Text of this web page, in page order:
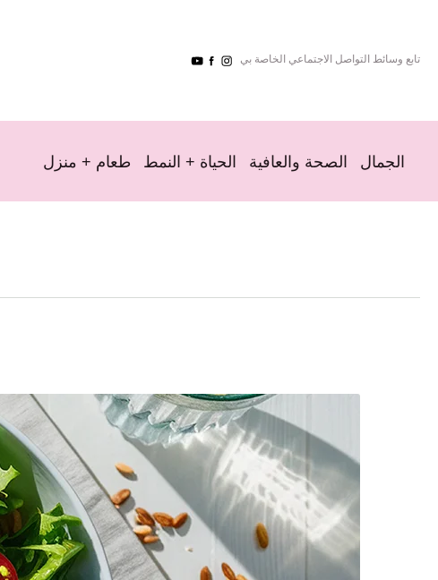
تابع وسائط التواصل الاجتماعي الخاصة بي
الجمال الصحة والعافية الحياة + النمط طعام + منزل